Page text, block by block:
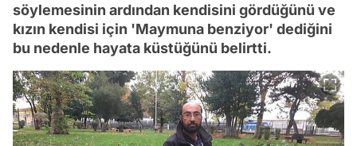
söylemesinin ardından kendisini gördüğünü ve
kızın kendisi için 'Maymuna benziyor' dediğini
bu nedenle hayata küstüğünü belirtti.